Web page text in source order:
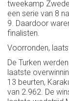
tweekamp
een serie van 8
9. Daardoor
finalisten.
Voorronden,
De Turken
laatste
13 beurten,
van 2.962. De